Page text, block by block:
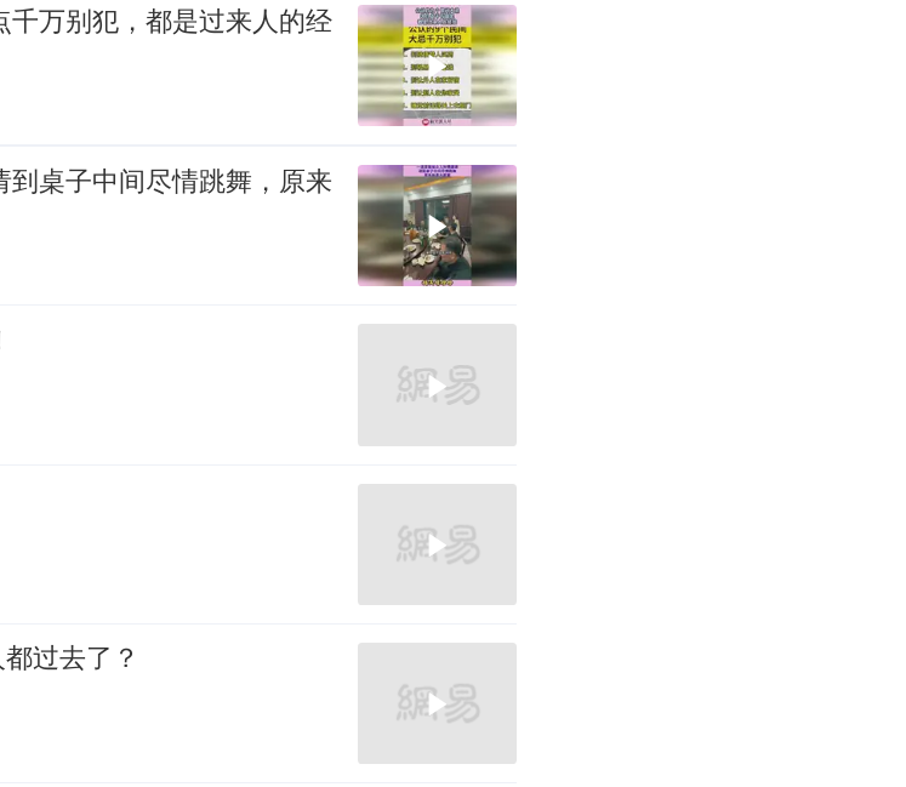
万别犯，都是过来人的经
桌子中间尽情跳舞，原来
过去了？